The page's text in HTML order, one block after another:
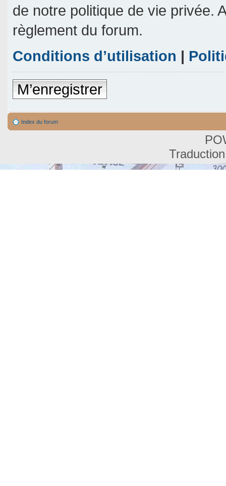
de notre politique de vie privée.
règlement du forum.
Conditions d’utilisation |
M’enregistrer
Index du forum